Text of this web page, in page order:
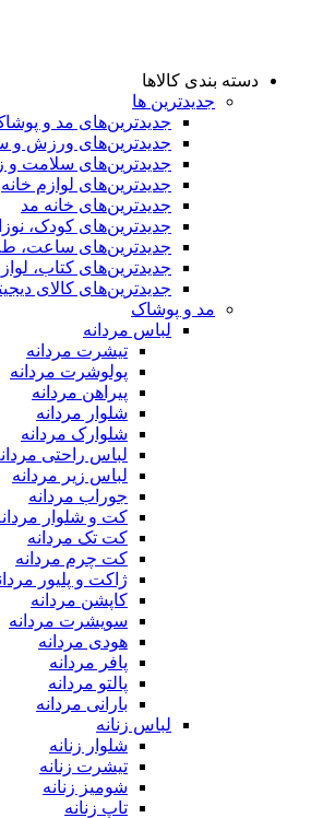
دسته بندی کالاها
جدیدترین ها
جدید‌ترین‌های مد و
جدید‌ترین‌های ورزش و
جدید‌ترین‌های سلامت و
جدید‌ترین‌های لوازم خانه
جدیدترین‌های خانه مد
جدید‌ترین‌های کودک،
جدید‌ترین‌های ساعت،
جدید‌ترین‌های کتاب،
جدید‌ترین‌های کالای
مد و پوشاک
لباس مردانه
تیشرت مردانه
پولوشرت مردانه
پیراهن مردانه
شلوار مردانه
شلوارک مردانه
لباس راحتی
لباس زیر مردانه
جوراب مردانه
کت و شلوار
کت تک مردانه
کت چرم مردانه
ژاکت و پلیور
کاپشن مردانه
سویشرت مردانه
هودی مردانه
پافر مردانه
پالتو مردانه
بارانی مردانه
لباس زنانه
شلوار زنانه
تیشرت زنانه
شومیز زنانه
تاپ زنانه